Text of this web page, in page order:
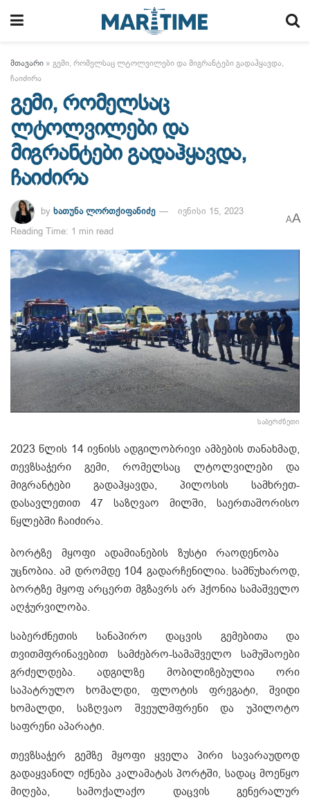
მთავარი » გემი, რომელსაც ლტოლვილები და მიგრანტები გადაჰყავდა,
ჩაიძირა
გემი, რომელსაც
ლტოლვილები და
მიგრანტები გადაჰყავდა,
ჩაიძირა
by ხათუნა ლორთქიფანიძე
ივნისი 15, 2023
Reading Time: 1 min read
AA
საბერძნეთი
2023 წლის 14 ივნისს ადგილობრივი ამბების თანახმად,
თევზსაჭერი გემი, რომელსაც ლტოლვილები და
მიგრანტები გადაჰყავდა, პილოსის სამხრეთ-
დასავლეთით 47 საზღვაო მილში, საერთაშორისო
წყლებში ჩაიძირა.
ბორტზე მყოფი ადამიანების ზუსტი რაოდენობა
უცნობია. ამ დრომდე 104 გადარჩენილია. სამწუხაროდ,
ბორტზე მყოფ არცერთ მგზავრს არ ჰქონია სამაშველო
აღჭურვილობა.
საბერძნეთის სანაპირო დაცვის გემებითა და
თვითმფრინავებით სამძებრო-სამაშველო სამუშაოები
გრძელდება. ადგილზე მობილიზებულია ორი
საპატრულო ხომალდი, ფლოტის ფრეგატი, შვიდი
ხომალდი, საზღვაო შვეულმფრენი და უპილოტო
საფრენი აპარატი.
თევზსაჭერ გემზე მყოფი ყველა პირი სავარაუდოდ
გადაყვანილ იქნება კალამატას პორტში, სადაც მოეწყო
მიღება, სამოქალაქო დაცვის გენერალურ